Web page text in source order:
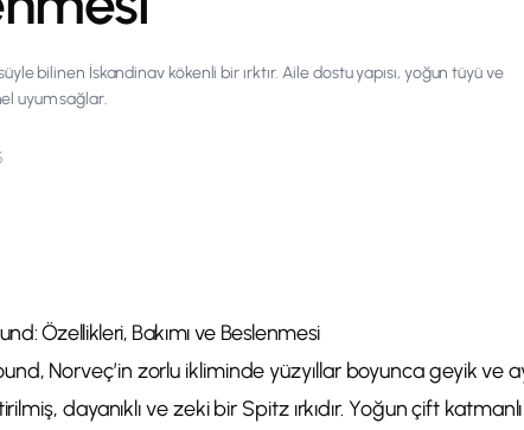
bilinen İskandinav kökenli bir ırktır. Aile dostu yapısı, yoğun tüyü ve
uyum sağlar.
Özellikleri, Bakımı ve Beslenmesi
Norveç’in zorlu ikliminde yüzyıllar boyunca geyik ve
dayanıklı ve zeki bir Spitz ırkıdır. Yoğun çift